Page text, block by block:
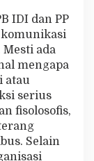
IDI dan PP
ada
mengapa
atau
serius
fisolosofis,
Selain